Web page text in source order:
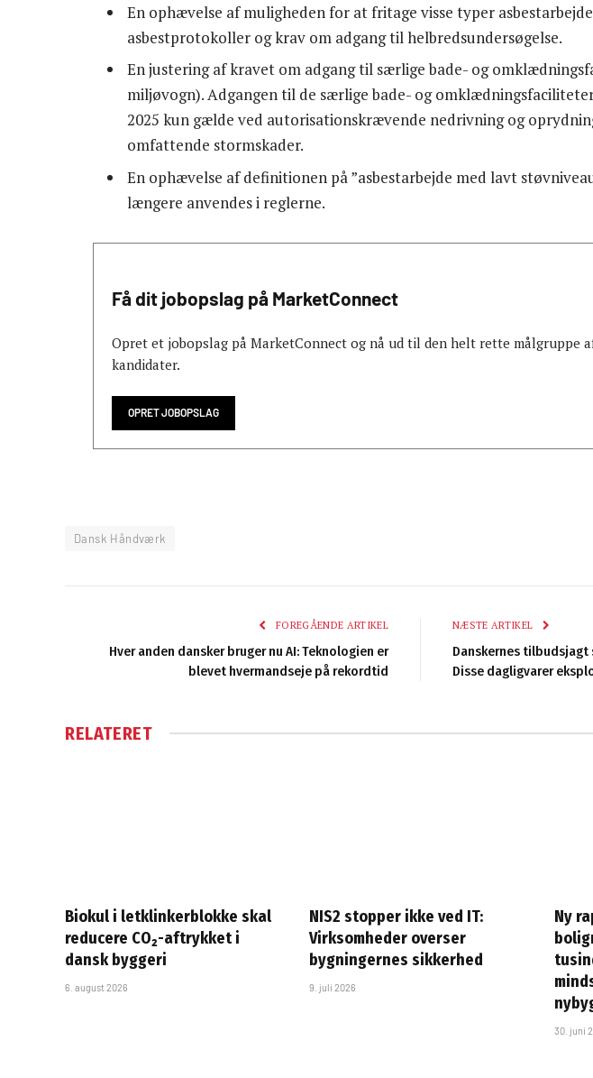
En ophævelse af muligheden for at fritage visse typer
asbestprotokoller og krav om adgang til helbredsundersøgelse.
En justering af kravet om adgang til særlige bade- og
miljøvogn). Adgangen til de særlige bade- og
2025 kun gælde ved autorisationskrævende nedrivning og
omfattende stormskader.
En ophævelse af definitionen på ”asbestarbejde med lavt
længere anvendes i reglerne.
Få dit jobopslag på MarketConnect
Opret et jobopslag på MarketConnect og nå ud til den helt rette målgruppe
kandidater.
OPRET JOBOPSLAG
Dansk Håndværk
FOREGÅENDE ARTIKEL
Hver anden dansker bruger nu AI: Teknologien er
blevet hvermandseje på rekordtid
NÆSTE ARTIKEL
Danskernes
Disse dagligvarer
RELATERET
Biokul i letklinkerblokke skal
reducere CO₂-aftrykket i
dansk byggeri
6. august 2026
NIS2 stopper ikke ved IT:
Virksomheder overser
bygningernes sikkerhed
9. juli 2026
Ny
30. juni